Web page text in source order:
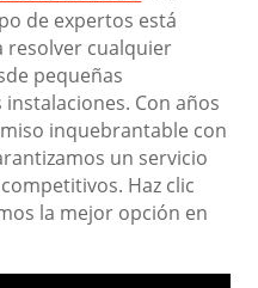
de expertos está
resolver cualquier
pequeñas
Con años
inquebrantable con
un servicio
Haz clic
la mejor opción en